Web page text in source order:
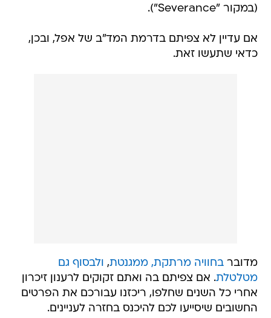
(במקור "Severance").
אם עדיין לא צפיתם בדרמת המד"ב של אפל, ובכן,
כדאי שתעשו זאת.
מדוברבחוויה מרתקת, ממגנטת, ולבסוף גם
מטלטלת. אם צפיתם בה ואתם זקוקים לרענון זיכרון
אחרי כל השנים שחלפו, ריכזנו עבורכם את הפרטים
החשובים שיסייעו לכם להיכנס בחזרה לעניינים.